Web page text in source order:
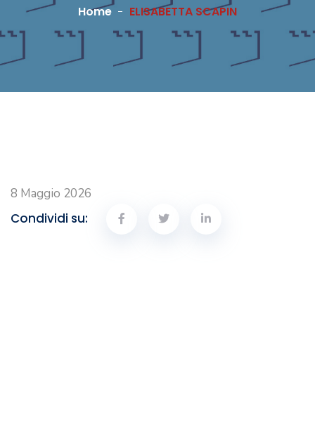
Home ELISABETTA SCAPIN
8 Maggio 2026
Condividi su: